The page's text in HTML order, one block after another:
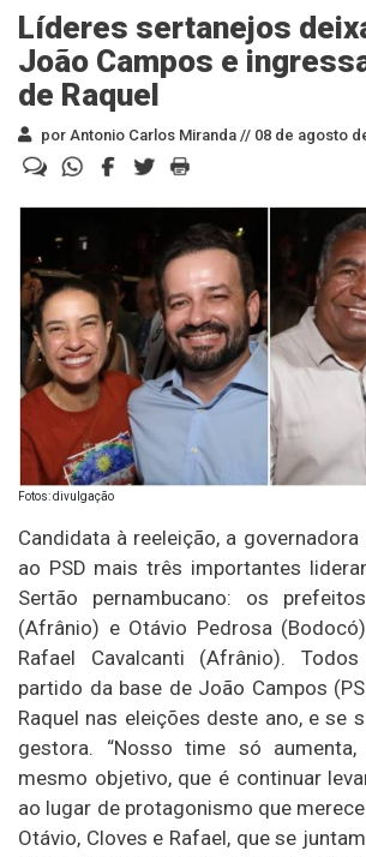
Líderes sertanejos
João Campos e
de Raquel
por Antonio Carlos Miranda // 08 de agosto
Fotos: divulgação
Candidata à reeleição, a governadora
ao PSD mais três importantes
Sertão pernambucano: os
(Afrânio) e Otávio Pedrosa
Rafael Cavalcanti (Afrânio).
partido da base de João Campos
Raquel nas eleições deste ano, e se
gestora. “Nosso time só
mesmo objetivo, que é continuar
ao lugar de protagonismo que
Otávio, Cloves e Rafael, que se